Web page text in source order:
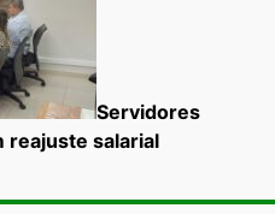
Servidores
reajuste salarial